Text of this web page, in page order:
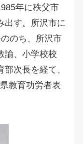
年に秩父市
出す。所沢市に
のち、所沢市
諭、小学校校
次長を経て、
教育功労者表